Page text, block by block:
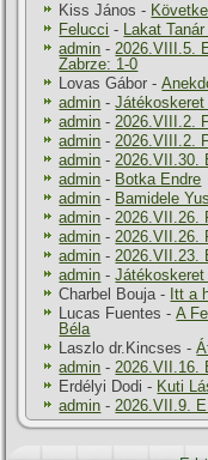
Kiss János -
Felucci - Lakat
admin -2026.VIII.5.
Zabrze: 1-0
Lovas Gábor -
admin -
admin -2026.VIII.2.
admin -2026.VIII.2.
admin -2026.VII.30.
admin - Botka Endre
admin - Bamidele
admin -2026.VII.26.
admin -2026.VII.26.
admin -2026.VII.23.
admin -
Charbel Bouja- Itt a
Lucas Fuentes -A
Béla
Laszlo dr.Kincses -
admin -2026.VII.16.
Erdélyi Dodi - Kuti
admin -2026.VII.9.